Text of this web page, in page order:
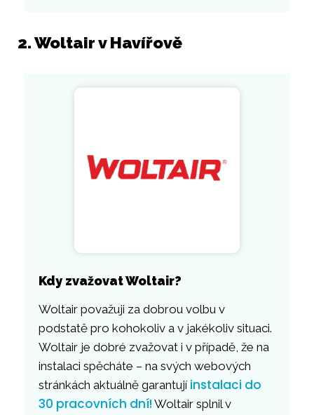
2. Woltair v Havířově
Kdy zvažovat Woltair?
Woltair považuji za dobrou volbu v
podstatě pro kohokoliv a v jakékoliv situaci.
Woltair je dobré zvažovat i v případě, že na
instalaci spěcháte – na svých webových
stránkách aktuálně garantují instalaci do
30 pracovních dní! Woltair splnil v